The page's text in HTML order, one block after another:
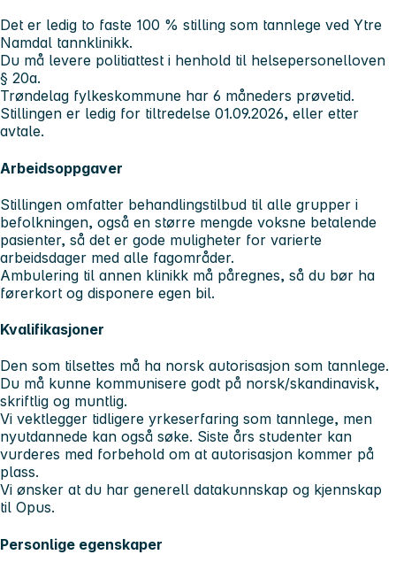
Det er ledig to faste 100 % stilling som tannlege ved Ytre
Namdal tannklinikk.
Du må levere politiattest i henhold til helsepersonelloven
§ 20a.
Trøndelag fylkeskommune har 6 måneders prøvetid.
Stillingen er ledig for tiltredelse 01.09.2026, eller etter
avtale.
Arbeidsoppgaver
Stillingen omfatter behandlingstilbud til alle grupper i
befolkningen, også en større mengde voksne betalende
pasienter, så det er gode muligheter for varierte
arbeidsdager med alle fagområder.
Ambulering til annen klinikk må påregnes, så du bør ha
førerkort og disponere egen bil.
Kvalifikasjoner
Den som tilsettes må ha norsk autorisasjon som tannlege.
Du må kunne kommunisere godt på norsk/skandinavisk,
skriftlig og muntlig.
Vi vektlegger tidligere yrkeserfaring som tannlege, men
nyutdannede kan også søke. Siste års studenter kan
vurderes med forbehold om at autorisasjon kommer på
plass.
Vi ønsker at du har generell datakunnskap og kjennskap
til Opus.
Personlige egenskaper